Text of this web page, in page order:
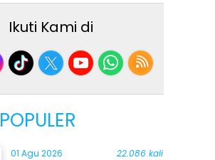
Ikuti Kami di
POPULER
01 Agu 2026 22.086 kali